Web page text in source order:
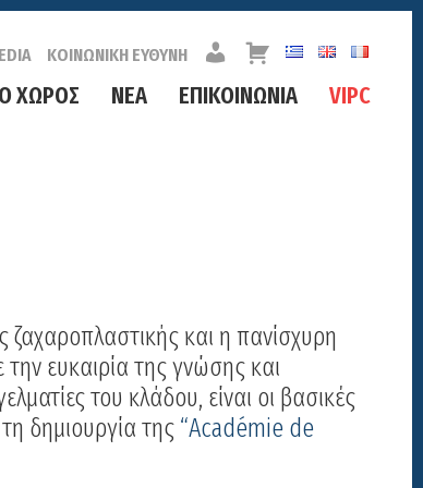
ΚΟΙΝΩΝΙΚΗ ΕΥΘΥΝΗ
Γ
Α
Λ
Α
Ο ΧΩΡΟΣ ΝΕΑ ΕΠΙΚΟΙΝΩΝΙΑ VIPC
και η πανίσχυρη
ευκαιρία της γνώσης και
του κλάδου, είναι οι βασικές
δημιουργία της “Académie de